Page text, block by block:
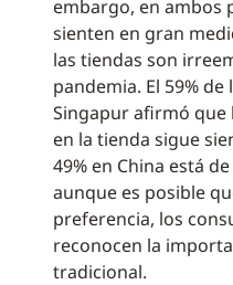
embargo, en ambos
sienten en gran
las tiendas son
pandemia. El 59%
Singapur afirmó que
en la tienda sigue
49% en China está
aunque es posible
preferencia, los
reconocen la
tradicional.